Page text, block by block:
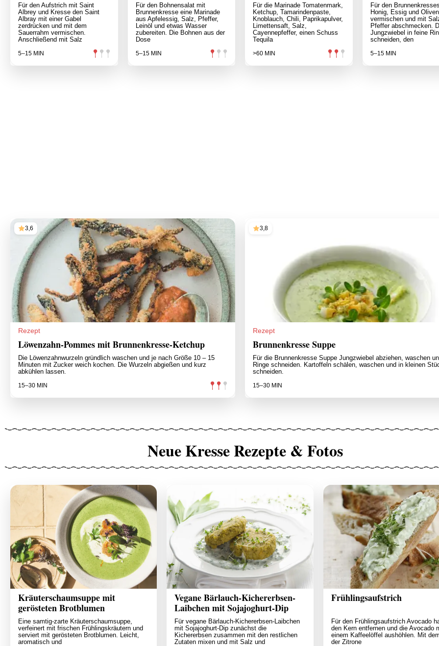
Für den Aufstrich mit Saint
Albrey und Kresse den Saint
Albray mit einer Gabel
zerdrücken und mit dem
Sauerrahm vermischen.
Anschließend mit Salz
5–15 MIN
Für den Bohnensalat mit
Brunnenkresse eine Marinade
aus Apfelessig, Salz, Pfeffer,
Leinöl und etwas Wasser
zubereiten. Die Bohnen aus der
Dose
5–15 MIN
Für die Marinade Tomatenmark,
Ketchup, Tamarindenpaste,
Knoblauch, Chili, Paprikapulver,
Limettensaft, Salz,
Cayennepfeffer, einen Schuss
Tequila
>60 MIN
Für den
Honig, Essig und
vermischen und mit
Pfeffer abschmecken.
Jungzwiebel in feine
schneiden, den
5–15 MIN
3,6
Rezept
Löwenzahn-Pommes mit Brunnenkresse-Ketchup
Die Löwenzahnwurzeln gründlich waschen und je nach Größe 10 – 15
Minuten mit Zucker weich kochen. Die Wurzeln abgießen und kurz
abkühlen lassen.
15–30 MIN
3,8
Rezept
Brunnenkresse Suppe
Für die Brunnenkresse Suppe Jungzwiebel abziehen, waschen
Ringe schneiden. Kartoffeln schälen, waschen und in kleinen
schneiden.
15–30 MIN
Neue Kresse Rezepte & Fotos
Kräuterschaumsuppe mit
gerösteten Brotblumen
Eine samtig-zarte Kräuterschaumsuppe,
verfeinert mit frischen Frühlingskräutern und
serviert mit gerösteten Brotblumen. Leicht,
aromatisch und
Vegane Bärlauch-Kichererbsen-
Laibchen mit Sojajoghurt-Dip
Für vegane Bärlauch-Kichererbsen-Laibchen
mit Sojajoghurt-Dip zunächst die
Kichererbsen zusammen mit den restlichen
Zutaten mixen und mit Salz und
Frühlingsaufstrich
Für den Frühlingsaufstrich Avocado
den Kern entfernen und die Avocado
einem Kaffeelöffel aushöhlen. Mit
der Zitrone